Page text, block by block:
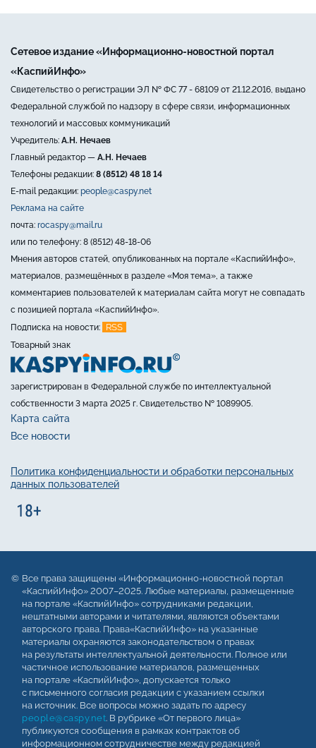
Сетевое издание «Информационно-новостной портал
«КаспийИнфо»
Свидетельство о регистрации ЭЛ № ФС 77 - 68109 от 21.12.2016, выдано
Федеральной службой по надзору в сфере связи, информационных
технологий и массовых коммуникаций
Учредитель: А.Н. Нечаев
Главный редактор — А.Н. Нечаев
Телефоны редакции: 8 (8512) 48 18 14
E-mail редакции: people@caspy.net
Реклама на сайте
почта: rocaspy@mail.ru
или по телефону: 8 (8512) 48-18-06
Мнения авторов статей, опубликованных на портале «КаспийИнфо»,
материалов, размещённых в разделе «Моя тема», а также
комментариев пользователей к материалам сайта могут не совпадать
с позицией портала «КаспийИнфо».
Подписка на новости:
RSS
Товарный знак
зарегистрирован в Федеральной службе по интеллектуальной
собственности 3 марта 2025 г. Свидетельство № 1089905.
Карта сайта
Все новости
Политика конфиденциальности и обработки персональных
данных пользователей
Все права защищены «Информационно-новостной портал
«КаспийИнфо» 2007–2025. Любые материалы, размещенные
на портале «КаспийИнфо» сотрудниками редакции,
нештатными авторами и читателями, являются объектами
авторского права. Права«КаспийИнфо» на указанные
материалы охраняются законодательством о правах
на результаты интеллектуальной деятельности. Полное или
частичное использование материалов, размещенных
на портале «КаспийИнфо», допускается только
с письменного согласия редакции с указанием ссылки
на источник. Все вопросы можно задать по адресу
people@caspy.net. В рубрике «От первого лица»
публикуются сообщения в рамках контрактов об
информационном сотрудничестве между редакцией